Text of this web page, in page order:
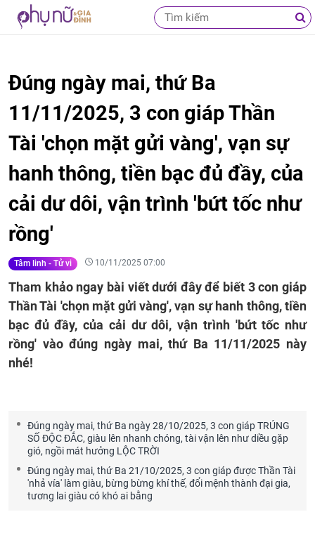
Đúng ngày mai, thứ Ba
11/11/2025, 3 con giáp Thần
Tài 'chọn mặt gửi vàng', vạn sự
hanh thông, tiền bạc đủ đầy, của
cải dư dôi, vận trình 'bứt tốc như
rồng'
Tâm linh - Tử vi 10/11/2025 07:00
Tham khảo ngay bài viết dưới đây để biết 3 con giáp
Thần Tài 'chọn mặt gửi vàng', vạn sự hanh thông, tiền
bạc đủ đầy, của cải dư dôi, vận trình 'bứt tốc như
rồng' vào đúng ngày mai, thứ Ba 11/11/2025 này
nhé!
Đúng ngày mai, thứ Ba ngày 28/10/2025, 3 con giáp TRÚNG
SỐ ĐỘC ĐẮC, giàu lên nhanh chóng, tài vận lên như diều gặp
gió, ngồi mát hưởng LỘC TRỜI
Đúng ngày mai, thứ Ba 21/10/2025, 3 con giáp được Thần Tài
'nhả vía' làm giàu, bừng bừng khí thế, đổi mệnh thành đại gia,
tương lai giàu có khó ai bằng